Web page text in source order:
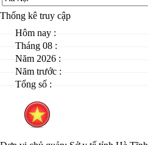
Thống kê truy cập
Hôm nay :
Tháng 08 :
Năm 2026 :
Năm trước :
Tổng số :